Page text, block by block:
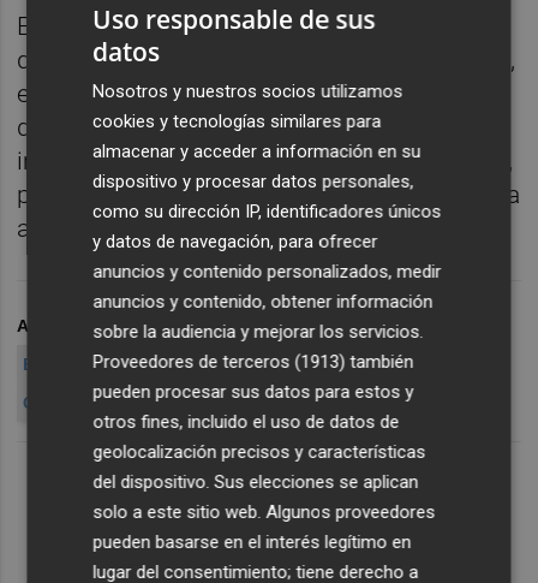
En el marco de su programa de compra de
deuda pública en los mercados secundarios,
el BCE celebrará este martes una operación
de drenaje de liquidez para neutralizar el
impacto en los mercados de estas compras,
para lo que ofrecerá depósitos a una semana
al 1% a las entidades de la eurozona.
ARCHIVADO EN BCE
DEUDA SOBERANA
BANCO CENTRAL EUROPEO
MARIO DRAGHI
COMPRA DE DEUDA SOBERANA DE LA EUROZONA
Uso responsable de sus
datos
Nosotros y nuestros socios utilizamos
cookies y tecnologías similares para
almacenar y acceder a información en su
dispositivo y procesar datos personales,
como su dirección IP, identificadores únicos
y datos de navegación, para ofrecer
anuncios y contenido personalizados, medir
anuncios y contenido, obtener información
sobre la audiencia y mejorar los servicios.
Proveedores de terceros (1913) también
pueden procesar sus datos para estos y
otros fines, incluido el uso de datos de
geolocalización precisos y características
del dispositivo. Sus elecciones se aplican
solo a este sitio web. Algunos proveedores
pueden basarse en el interés legítimo en
lugar del consentimiento; tiene derecho a